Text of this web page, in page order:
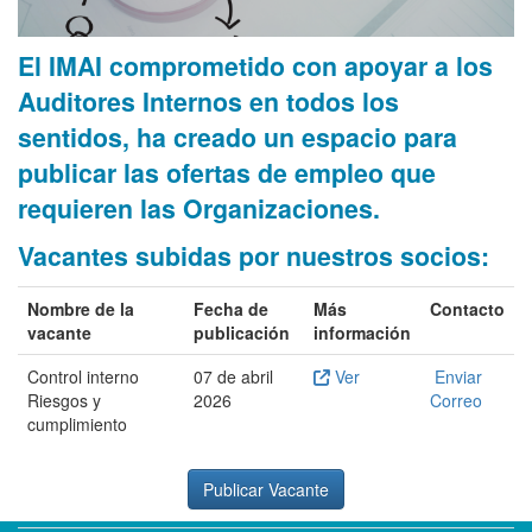
El IMAI comprometido con apoyar a los
Auditores Internos en todos los
sentidos, ha creado un espacio para
publicar las ofertas de empleo que
requieren las Organizaciones.
Vacantes subidas por nuestros socios:
Nombre de la
vacante
Fecha de
publicación
Más
información
Contacto
Control interno
Riesgos y
cumplimiento
07 de abril
2026
Ver
Enviar
Correo
Publicar Vacante